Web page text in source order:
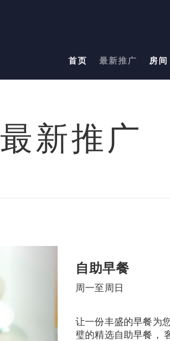
首页 最新推广 房间
最新推广
自助早餐
周一至周日
让一份丰盛的早餐为
璧的精选自助早餐，